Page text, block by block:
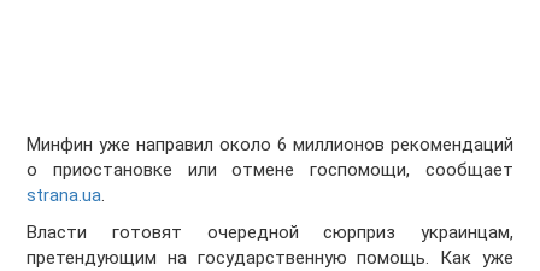
Минфин уже направил около 6 миллионов рекомендаций
о приостановке или отмене госпомощи, сообщает
strana.ua.
Власти готовят очередной сюрприз украинцам,
претендующим на государственную помощь. Как уже